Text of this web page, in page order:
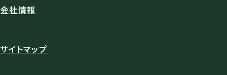
会社情報
サイトマップ